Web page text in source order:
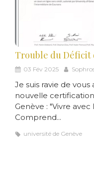
03 Fév 2025
Je suis ravie de
nouvelle
Genève : "Vivre avec
Comprend...
université de Genève